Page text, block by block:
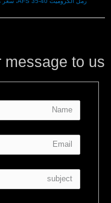
to us: